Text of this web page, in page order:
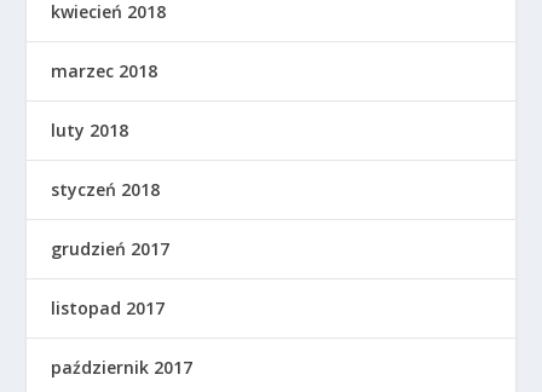
kwiecień 2018
marzec 2018
luty 2018
styczeń 2018
grudzień 2017
listopad 2017
październik 2017